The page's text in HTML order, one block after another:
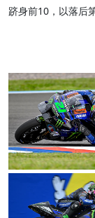
跻身前10，以落后